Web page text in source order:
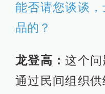
能否请您谈谈
品的？
龙登高：这个
通过民间组织